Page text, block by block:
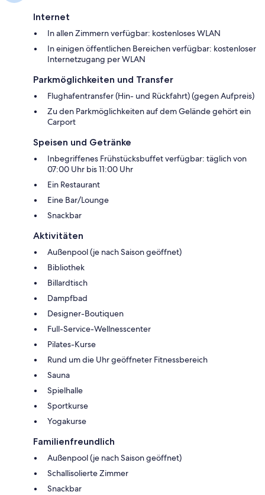
Internet
In allen Zimmern verfügbar: kostenloses WLAN
In einigen öffentlichen Bereichen verfügbar: kostenloser
Internetzugang per WLAN
Parkmöglichkeiten und Transfer
Flughafentransfer (Hin- und Rückfahrt) (gegen Aufpreis)
Zu den Parkmöglichkeiten auf dem Gelände gehört ein
Carport
Speisen und Getränke
Inbegriffenes Frühstücksbuffet verfügbar: täglich von
07:00 Uhr bis 11:00 Uhr
Ein Restaurant
Eine Bar/Lounge
Snackbar
Aktivitäten
Außenpool (je nach Saison geöffnet)
Bibliothek
Billardtisch
Dampfbad
Designer-Boutiquen
Full-Service-Wellnesscenter
Pilates-Kurse
Rund um die Uhr geöffneter Fitnessbereich
Sauna
Spielhalle
Sportkurse
Yogakurse
Familienfreundlich
Außenpool (je nach Saison geöffnet)
Schallisolierte Zimmer
Snackbar